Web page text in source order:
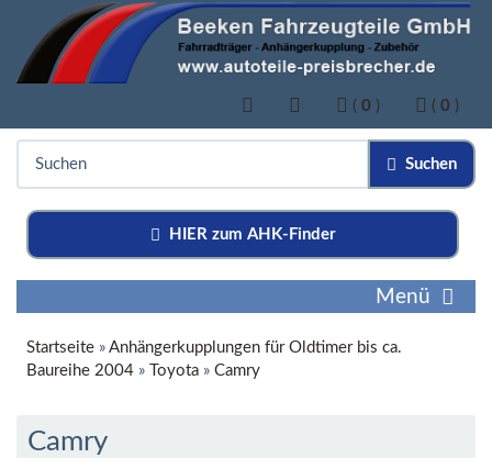
( 0 ) ( 0 )
Suchen
HIER zum AHK-Finder
Menü
Startseite » Anhängerkupplungen für Oldtimer bis ca.
Baureihe 2004 » Toyota » Camry
Camry